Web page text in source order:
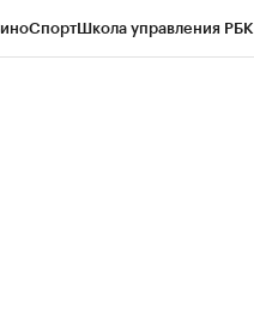
СпортШкола управления РБК